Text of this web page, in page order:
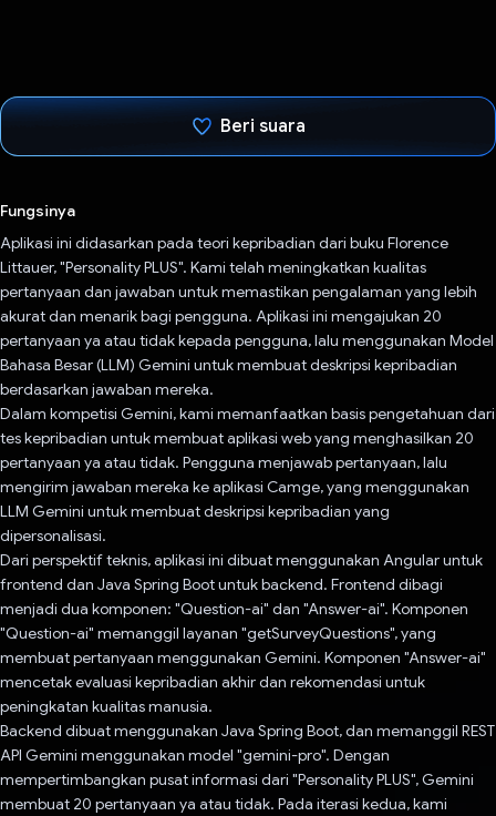
Beri suara
Fungsinya
Aplikasi ini didasarkan pada teori kepribadian dari buku Florence
Littauer, "Personality PLUS". Kami telah meningkatkan kualitas
pertanyaan dan jawaban untuk memastikan pengalaman yang lebih
akurat dan menarik bagi pengguna. Aplikasi ini mengajukan 20
pertanyaan ya atau tidak kepada pengguna, lalu menggunakan Model
Bahasa Besar (LLM) Gemini untuk membuat deskripsi kepribadian
berdasarkan jawaban mereka.
Dalam kompetisi Gemini, kami memanfaatkan basis pengetahuan dari
tes kepribadian untuk membuat aplikasi web yang menghasilkan 20
pertanyaan ya atau tidak. Pengguna menjawab pertanyaan, lalu
mengirim jawaban mereka ke aplikasi Camge, yang menggunakan
LLM Gemini untuk membuat deskripsi kepribadian yang
dipersonalisasi.
Dari perspektif teknis, aplikasi ini dibuat menggunakan Angular untuk
frontend dan Java Spring Boot untuk backend. Frontend dibagi
menjadi dua komponen: "Question-ai" dan "Answer-ai". Komponen
"Question-ai" memanggil layanan "getSurveyQuestions", yang
membuat pertanyaan menggunakan Gemini. Komponen "Answer-ai"
mencetak evaluasi kepribadian akhir dan rekomendasi untuk
peningkatan kualitas manusia.
Backend dibuat menggunakan Java Spring Boot, dan memanggil REST
API Gemini menggunakan model "gemini-pro". Dengan
mempertimbangkan pusat informasi dari "Personality PLUS", Gemini
membuat 20 pertanyaan ya atau tidak. Pada iterasi kedua, kami